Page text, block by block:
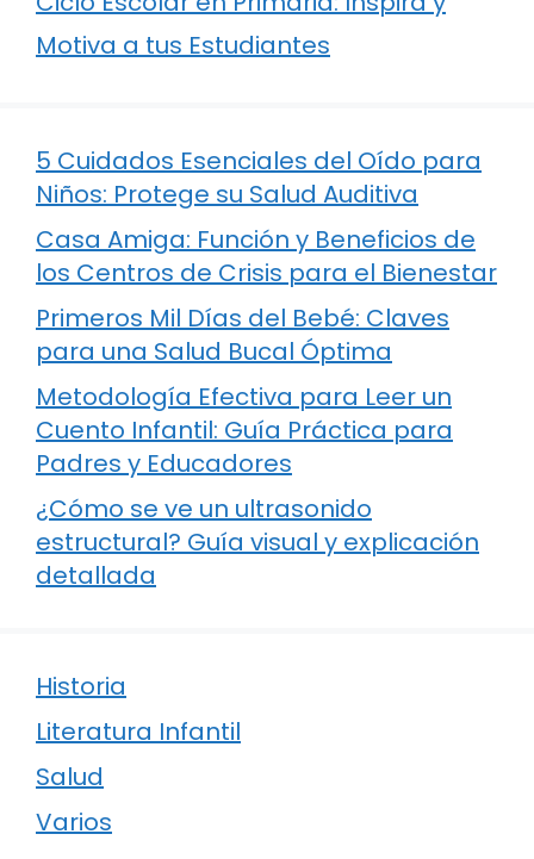
Motiva a tus Estudiantes
5 Cuidados Esenciales del Oído para
Niños: Protege su Salud Auditiva
Casa Amiga: Función y Beneficios de
los Centros de Crisis para el Bienestar
Primeros Mil Días del Bebé: Claves
para una Salud Bucal Óptima
Metodología Efectiva para Leer un
Cuento Infantil: Guía Práctica para
Padres y Educadores
¿Cómo se ve un ultrasonido
estructural? Guía visual y explicación
detallada
Historia
Literatura Infantil
Salud
Varios